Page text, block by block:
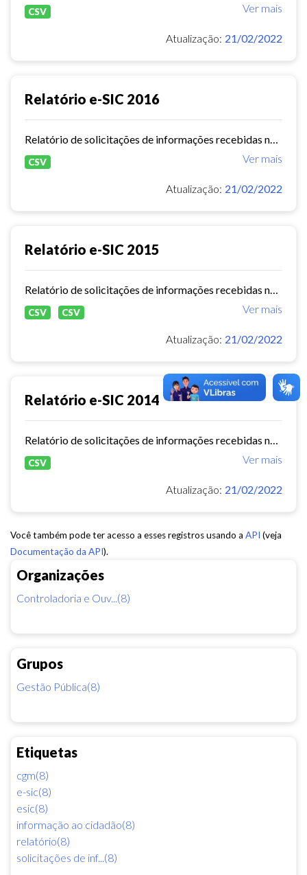
Organizações
Controladoria e Ouv...(8)
Grupos
Gestão Pública(8)
Etiquetas
cgm(8)
e-sic(8)
esic(8)
informação ao cidadão(8)
relatório(8)
solicitações de inf...(8)
Ver mais
CSV
Atualização: 21/02/2022
Relatório e-SIC 2016
Ver mais
CSV
Atualização: 21/02/2022
Relatório e-SIC 2015
Ver mais
CSV CSV
Atualização: 21/02/2022
Relatório e-SIC 2014
Ver mais
CSV
Atualização: 21/02/2022
Você também pode ter acesso a esses registros usando a API (veja
Documentação da API).